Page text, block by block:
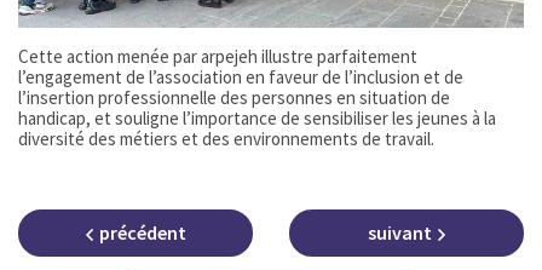
Cette action menée par arpejeh illustre parfaitement
l’engagement de l’association en faveur de l’inclusion et de
l’insertion professionnelle des personnes en situation de
handicap, et souligne l’importance de sensibiliser les jeunes à la
diversité des métiers et des environnements de travail.
précédent suivant